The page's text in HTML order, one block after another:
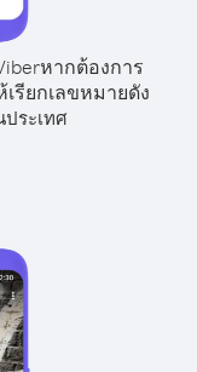
หากต้องการ
รียกเลขหมายดัง
ประเทศ